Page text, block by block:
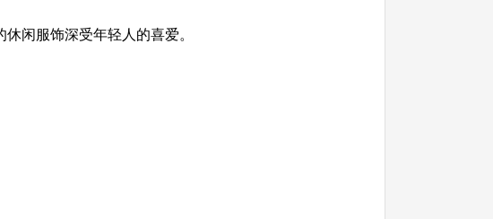
闲服饰深受年轻人的喜爱。